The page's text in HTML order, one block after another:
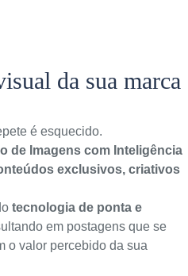
da sua marca
é esquecido.
de Imagens com Inteligência
exclusivos, criativos
tecnologia de ponta e
em postagens que se
o valor percebido da sua